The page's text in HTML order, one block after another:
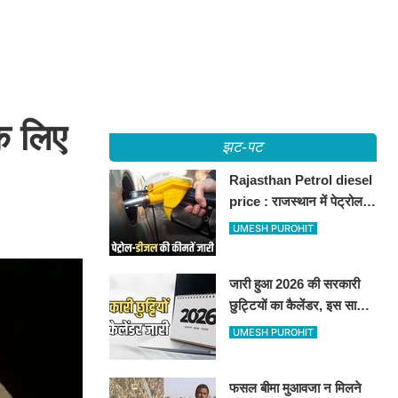
झट-पट
Rajasthan Petrol diesel
price : राजस्थान में पेट्रोल-
डीजल की कीमतें जारी, जानिए
UMESH PUROHIT
जारी हुआ 2026 की सरकारी
छुट्टियों का कैलेंडर, इस साल
कई बार मिलेगा लगातार
UMESH PUROHIT
फसल बीमा मुआवजा न मिलने